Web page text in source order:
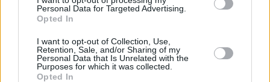
Personal Data for Targeted Advertising.
Opted In
I want to opt-out of Collection, Use,
Retention, Sale, and/or Sharing of my
Personal Data that Is Unrelated with the
Purposes for which it was collected.
Opted In
Διαβάστε ακόμα